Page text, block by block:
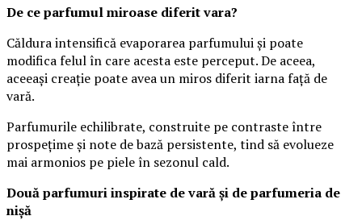
De ce parfumul miroase diferit vara?
Căldura intensifică evaporarea parfumului și poate
modifica felul în care acesta este perceput. De aceea,
aceeași creație poate avea un miros diferit iarna față de
vară.
Parfumurile echilibrate, construite pe contraste între
prospețime și note de bază persistente, tind să evolueze
mai armonios pe piele în sezonul cald.
Două parfumuri inspirate de vară și de parfumeria de
nișă